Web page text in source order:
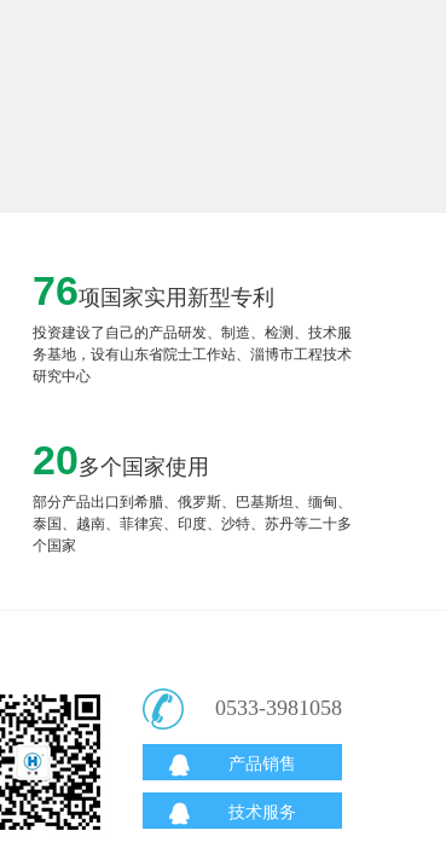
76项国家实用新型专利
投资建设了自己的产品研发、制造、检测、技术服
务基地，设有山东省院士工作站、淄博市工程技术
研究中心
20多个国家使用
部分产品出口到希腊、俄罗斯、巴基斯坦、缅甸、
泰国、越南、菲律宾、印度、沙特、苏丹等二十多
个国家